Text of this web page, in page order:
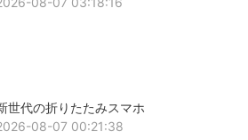
世代の折りたたみスマホ
08-07 00:21:38